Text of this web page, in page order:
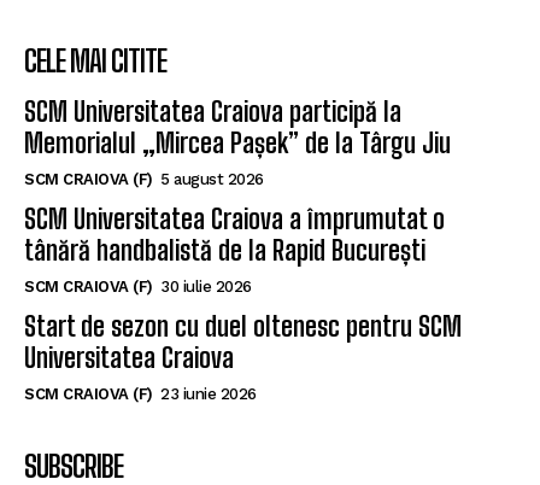
CELE MAI CITITE
SCM Universitatea Craiova participă la
Memorialul „Mircea Pașek” de la Târgu Jiu
SCM CRAIOVA (F) 5 august 2026
SCM Universitatea Craiova a împrumutat o
tânără handbalistă de la Rapid București
SCM CRAIOVA (F) 30 iulie 2026
Start de sezon cu duel oltenesc pentru SCM
Universitatea Craiova
SCM CRAIOVA (F) 23 iunie 2026
SUBSCRIBE